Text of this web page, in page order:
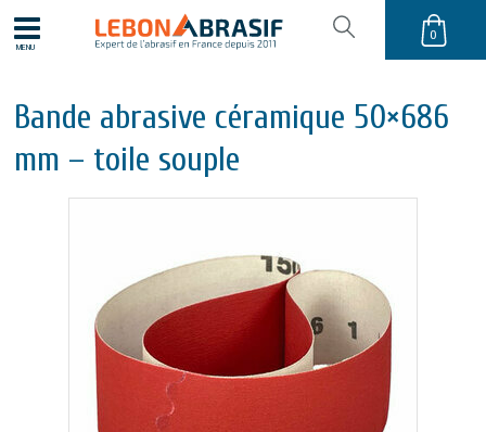
MENU
0
Bande abrasive céramique 50×686
mm – toile souple